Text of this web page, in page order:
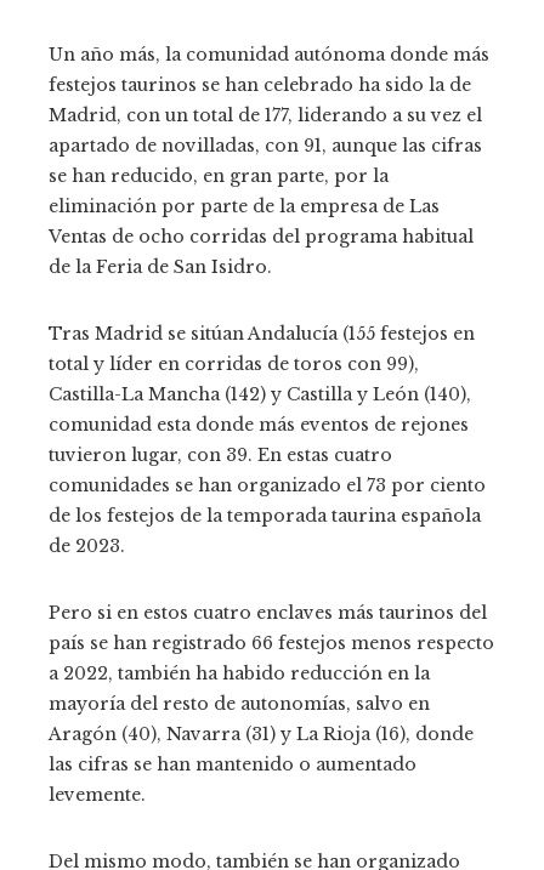
Un año más, la comunidad autónoma donde más
festejos taurinos se han celebrado ha sido la de
Madrid, con un total de 177, liderando a su vez el
apartado de novilladas, con 91, aunque las cifras
se han reducido, en gran parte, por la
eliminación por parte de la empresa de Las
Ventas de ocho corridas del programa habitual
de la Feria de San Isidro.
Tras Madrid se sitúan Andalucía (155 festejos en
total y líder en corridas de toros con 99),
Castilla-La Mancha (142) y Castilla y León (140),
comunidad esta donde más eventos de rejones
tuvieron lugar, con 39. En estas cuatro
comunidades se han organizado el 73 por ciento
de los festejos de la temporada taurina española
de 2023.
Pero si en estos cuatro enclaves más taurinos del
país se han registrado 66 festejos menos respecto
a 2022, también ha habido reducción en la
mayoría del resto de autonomías, salvo en
Aragón (40), Navarra (31) y La Rioja (16), donde
las cifras se han mantenido o aumentado
levemente.
Del mismo modo, también se han organizado